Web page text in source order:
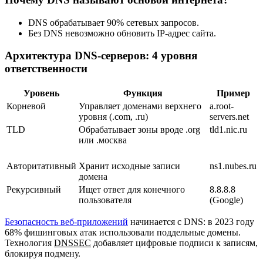
DNS обрабатывает 90% сетевых запросов.
Без DNS невозможно обновить IP-адрес сайта.
Архитектура DNS-серверов: 4 уровня
ответственности
Уровень Функция
Пример
Корневой
Управляет доменами верхнего
уровня (.com, .ru)
a.root-
servers.net
TLD
Обрабатывает зоны вроде .org
или .москва
tld1.nic.ru
Авторитативный Хранит исходные записи
домена
ns1.nubes.ru
Рекурсивный
Ищет ответ для конечного
пользователя
8.8.8.8
(Google)
Безопасность веб-приложений начинается с DNS: в 2023 году
68% фишинговых атак использовали поддельные домены.
Технология DNSSEC добавляет цифровые подписи к записям,
блокируя подмену.